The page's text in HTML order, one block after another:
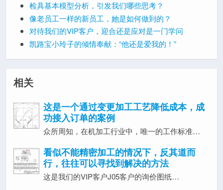
检具基本模型分析，引发我们哪些思考？
像老员工一样的新员工，她是如何做到的？
对待我们的VIP客户，迎合还是应对是一门学问
凯路宝小玲子的倾情奉献：“他还是爱我的！”
相关
这是一个通过变更加工工艺降低成本，成
功接入订单的案例
众所周知，在机加工行业中，唯一的工作标准…
看似不能精密加工的情况下，反其道而
行，往往可以寻找到解决的方法
这是我们的VIP客户J05客户的询价图纸…